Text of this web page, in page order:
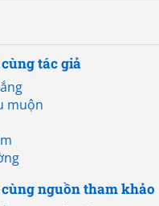
tác giả
muộn
nguồn tham khảo